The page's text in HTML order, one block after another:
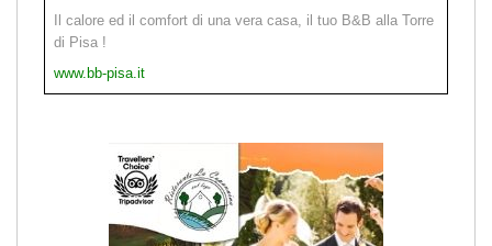
Il calore ed il comfort di una vera casa, il tuo B&B alla Torre
di Pisa !
www.bb-pisa.it